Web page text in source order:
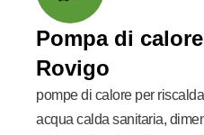
Pompa di
Rovigo
pompe di calore per
acqua calda sanitaria,